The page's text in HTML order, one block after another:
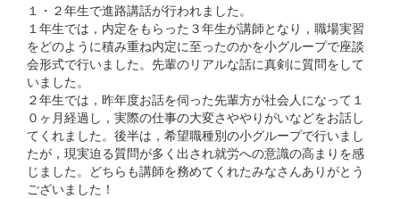
１・２年生で進路講話が行われました。
１年生では，内定をもらった３年生が講師となり，職場実習
をどのように積み重ね内定に至ったのかを小グループで座談
会形式で行いました。先輩のリアルな話に真剣に質問をして
いました。
２年生では，昨年度お話を伺った先輩方が社会人になって１
０ヶ月経過し，実際の仕事の大変さややりがいなどをお話し
てくれました。後半は，希望職種別の小グループで行いまし
たが，現実迫る質問が多く出され就労への意識の高まりを感
じました。どちらも講師を務めてくれたみなさんありがとう
ございました！